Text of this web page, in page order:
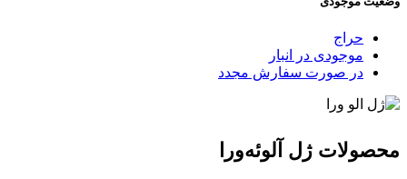
حراج
موجودی در انبار
در صورت سفارش مجدد
محصولات ژل آلوئه‌ورا